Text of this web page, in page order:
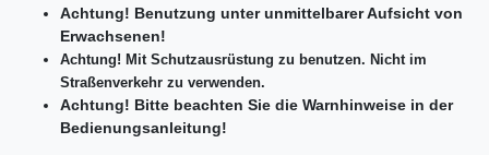
Achtung! Benutzung unter unmittelbarer Aufsicht von
Erwachsenen!
Achtung! Mit Schutzausrüstung zu benutzen. Nicht im
Straßenverkehr zu verwenden.
Achtung! Bitte beachten Sie die Warnhinweise in der
Bedienungsanleitung!